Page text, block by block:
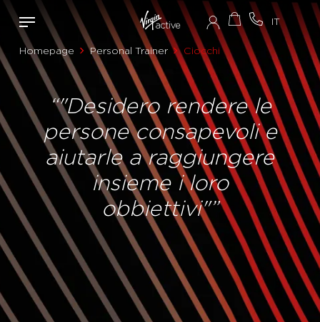
Homepage Personal Trainer Ciocchi
“"Desidero rendere le
persone consapevoli e
aiutarle a raggiungere
insieme i loro
obbiettivi"”